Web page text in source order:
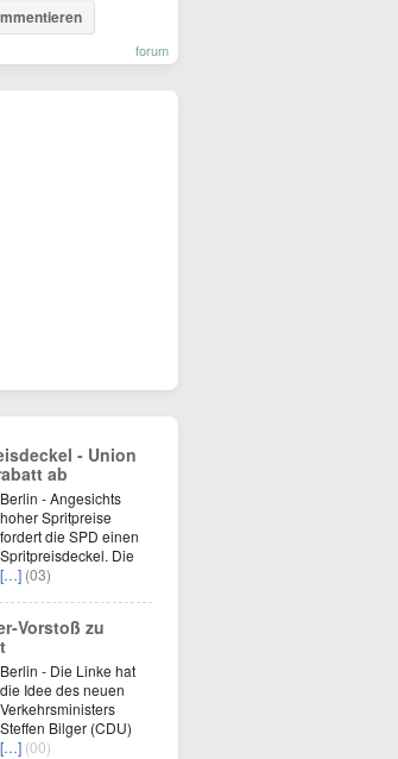
forum
- Union
ab
Berlin - Angesichts
hoher Spritpreise
fordert die SPD einen
Spritpreisdeckel. Die
[…] (03)
Vorstoß zu
Berlin - Die Linke hat
die Idee des neuen
Verkehrsministers
Steffen Bilger (CDU)
[…] (00)